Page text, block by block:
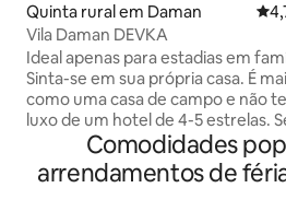
Quinta rural em Daman
Vila Daman DEVKA
Ideal apenas para estadias em
Sinta-se em sua própria casa. É
como uma casa de campo e não
luxo de um hotel de 4-5 estrelas.
gosta de natureza e espaço, este
lugar certo. O banglow fica em
atrás da casa de verão do hotel e
Comodidades
arrendamentos de